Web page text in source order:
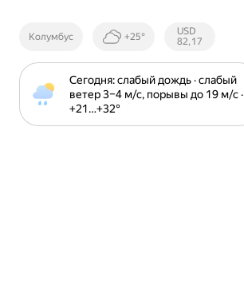
Колумбус +25°
Курсы ЦБ
РФ
USD
82,17
Сегодня: слабый дождь · слабый
ветер 3⁠–⁠4 м⁠/⁠с, порывы до 19 м⁠/⁠с ·
+21⁠…⁠+32⁠°